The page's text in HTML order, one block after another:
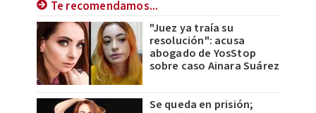
Te recomendamos...
"Juez ya traía su
resolución": acusa
abogado de YosStop
sobre caso Ainara Suárez
Se queda en prisión;